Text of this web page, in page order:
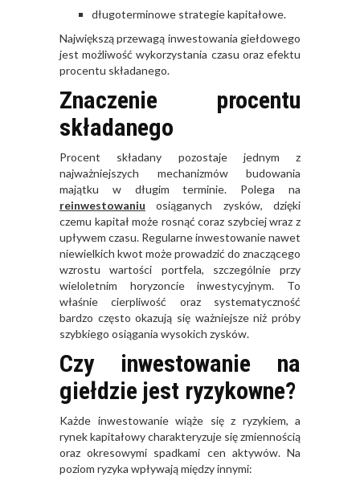
długoterminowe strategie kapitałowe.
Największą przewagą inwestowania giełdowego
jest możliwość wykorzystania czasu oraz efektu
procentu składanego.
Znaczenie procentu
składanego
Procent składany pozostaje jednym z
najważniejszych mechanizmów budowania
majątku w długim terminie. Polega na
reinwestowaniu osiąganych zysków, dzięki
czemu kapitał może rosnąć coraz szybciej wraz z
upływem czasu. Regularne inwestowanie nawet
niewielkich kwot może prowadzić do znaczącego
wzrostu wartości portfela, szczególnie przy
wieloletnim horyzoncie inwestycyjnym. To
właśnie cierpliwość oraz systematyczność
bardzo często okazują się ważniejsze niż próby
szybkiego osiągania wysokich zysków.
Czy inwestowanie na
giełdzie jest ryzykowne?
Każde inwestowanie wiąże się z ryzykiem, a
rynek kapitałowy charakteryzuje się zmiennością
oraz okresowymi spadkami cen aktywów. Na
poziom ryzyka wpływają między innymi: